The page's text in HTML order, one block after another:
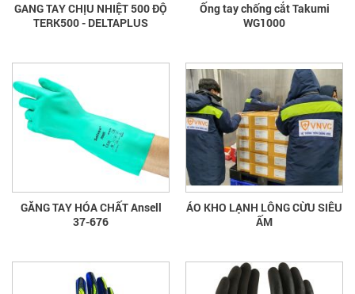
GANG TAY CHỊU NHIỆT 500 ĐỘ
TERK500 - DELTAPLUS
Ống tay chống cắt Takumi
WG1000
GĂNG TAY HÓA CHẤT Ansell
37-676
ÁO KHO LẠNH LÔNG CỪU SIÊU
ẤM